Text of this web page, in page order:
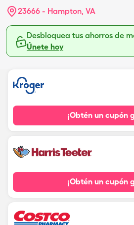
23666 - Hampton, VA
Desbloquea tus ahorros de
Únete hoy
¡Obtén un cupón
¡Obtén un cupón